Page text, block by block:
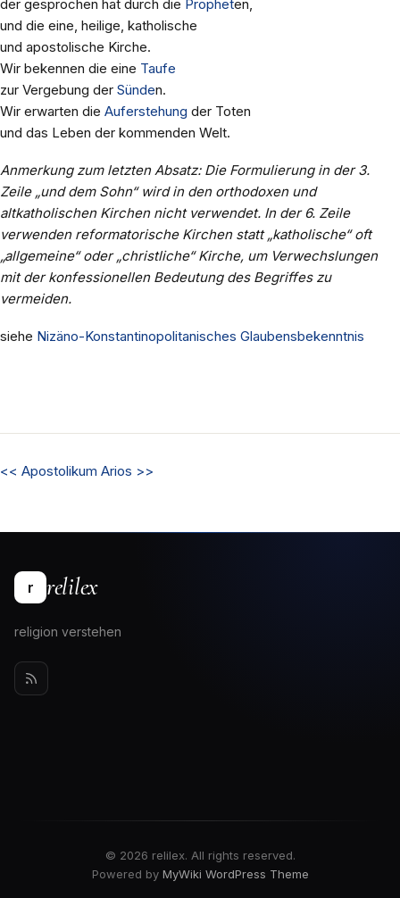
der gesprochen hat durch die Propheten,
und die eine, heilige, katholische
und apostolische Kirche.
Wir bekennen die eine Taufe
zur Vergebung der Sünden.
Wir erwarten die Auferstehung der Toten
und das Leben der kommenden Welt.
Anmerkung zum letzten Absatz: Die Formulierung in der 3.
Zeile „und dem Sohn“ wird in den orthodoxen und
altkatholischen Kirchen nicht verwendet. In der 6. Zeile
verwenden reformatorische Kirchen statt „katholische“ oft
„allgemeine“ oder „christliche“ Kirche, um Verwechslungen
mit der konfessionellen Bedeutung des Begriffes zu
vermeiden.
siehe Nizäno-Konstantinopolitanisches Glaubensbekenntnis
<< Apostolikum Arios >>
r relilex
religion verstehen
© 2026 relilex. All rights reserved.
Powered by MyWiki WordPress Theme